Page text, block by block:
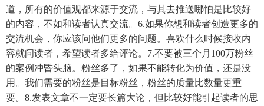
道，所有的价值观都来源于交流，与其去推送哪怕是比较好
的内容，不如和读者认真交流。6.如果你想和读者创造更多的
交流机会，你应该问他们更多的问题。喜欢什么时候接收内
容就问读者，希望读者多给评论。7.不要被三个月100万粉丝
的案例冲昏头脑。粉丝多了，如果不能转化为价值，还是没
用。我们需要的粉丝是目标粉丝，粉丝的质量比数量更重
要。8.发表文章不一定要长篇大论，但比较好能引起读者的思